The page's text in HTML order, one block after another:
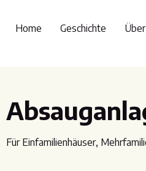
Home Geschichte
Für Einfamilienhäuser,